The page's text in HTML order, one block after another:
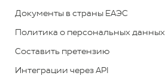
РК
бесплатный
Документы в страны ЕАЭС
Политика о персональных данных
Составить претензию
Интеграции через API